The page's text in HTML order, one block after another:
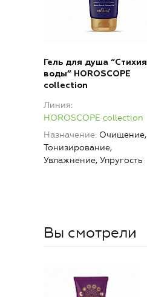
Гель для душа “Стихия
воды” HOROSCOPE
collection
Линия
HOROSCOPE collection
Назначение Очищение,
Тонизирование,
Увлажнение, Упругость
Вы смотрели